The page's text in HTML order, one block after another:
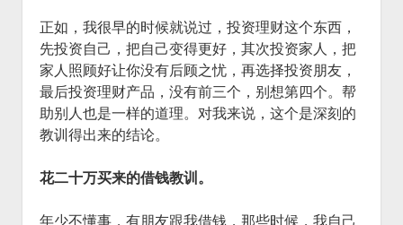
正如，我很早的时候就说过，投资理财这个东西，
先投资自己，把自己变得更好，其次投资家人，把
家人照顾好让你没有后顾之忧，再选择投资朋友，
最后投资理财产品，没有前三个，别想第四个。帮
助别人也是一样的道理。对我来说，这个是深刻的
教训得出来的结论。
花二十万买来的借钱教训。
年少不懂事，有朋友跟我借钱，那些时候，我自己